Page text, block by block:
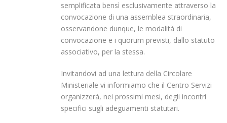
semplificata bensì esclusivamente attraverso la
convocazione di una assemblea straordinaria,
osservandone dunque, le modalità di
convocazione e i quorum previsti, dallo statuto
associativo, per la stessa.
Invitandovi ad una lettura della Circolare
Ministeriale vi informiamo che il Centro Servizi
organizzerà, nei prossimi mesi, degli incontri
specifici sugli adeguamenti statutari.